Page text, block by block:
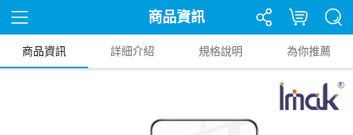
商品資訊
商品資訊 詳細介紹 規格說明 為你推薦